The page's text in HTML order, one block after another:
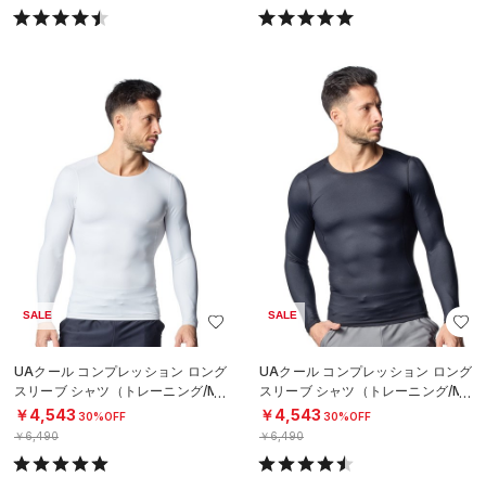
SALE
UAクール コンプレッション ロング
スリーブ シャツ（トレーニング/ME
N）
￥4,543 30%OFF
￥6,490
SALE
UAクール コンプレッション ロング
スリーブ シャツ（トレーニング/ME
N）
￥4,543 30%OFF
￥6,490